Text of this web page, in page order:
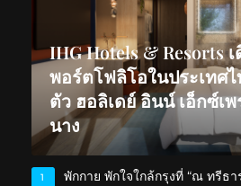
IHG Hotels & Resorts
พอร์ตโฟลิโอในประเทศ
ตัว ฮอลิเดย์ อินน์ เอ็กซ์เ
นาง
1
พักกาย พักใจใกล้กรุงที่ “ณ ทรีธา